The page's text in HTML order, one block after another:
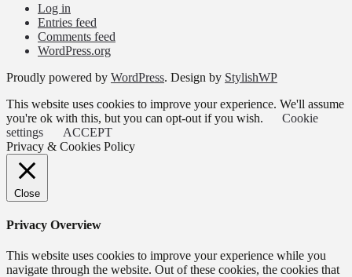
Log in
Entries feed
Comments feed
WordPress.org
Proudly powered by WordPress. Design by StylishWP
This website uses cookies to improve your experience. We'll assume
you're ok with this, but you can opt-out if you wish.
Cookie
settings
ACCEPT
Privacy & Cookies Policy
Close
Privacy Overview
This website uses cookies to improve your experience while you
navigate through the website. Out of these cookies, the cookies that